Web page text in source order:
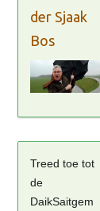
der Sjaak
Bos
Treed toe tot
de
DaikSaitgem